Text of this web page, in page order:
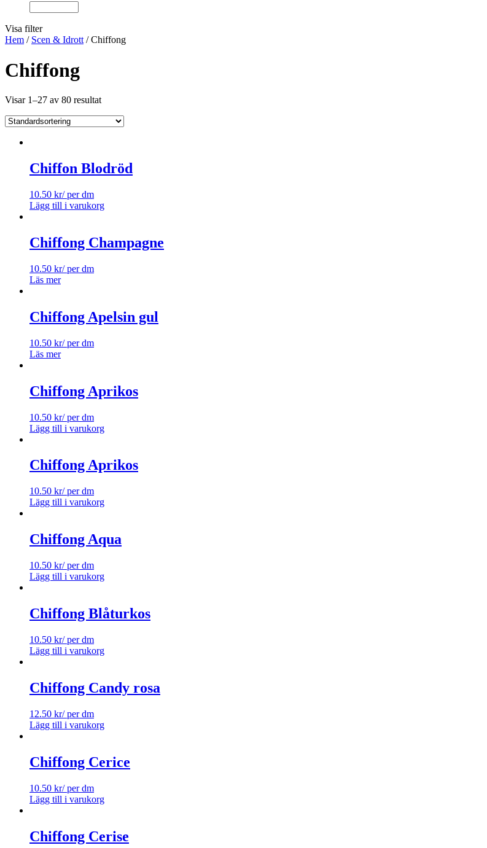
Visa filter
Hem / Scen & Idrott/ Chiffong
Chiffong
Visar 1–27 av 80 resultat
Chiffon Blodröd
10.50 kr/ per dm
Lägg till i varukorg
Chiffong Champagne
10.50 kr/ per dm
Läs mer
Chiffong Apelsin gul
10.50 kr/ per dm
Läs mer
Chiffong Aprikos
10.50 kr/ per dm
Lägg till i varukorg
Chiffong Aprikos
10.50 kr/ per dm
Lägg till i varukorg
Chiffong Aqua
10.50 kr/ per dm
Lägg till i varukorg
Chiffong Blåturkos
10.50 kr/ per dm
Lägg till i varukorg
Chiffong Candy rosa
12.50 kr/ per dm
Lägg till i varukorg
Chiffong Cerice
10.50 kr/ per dm
Lägg till i varukorg
Chiffong Cerise